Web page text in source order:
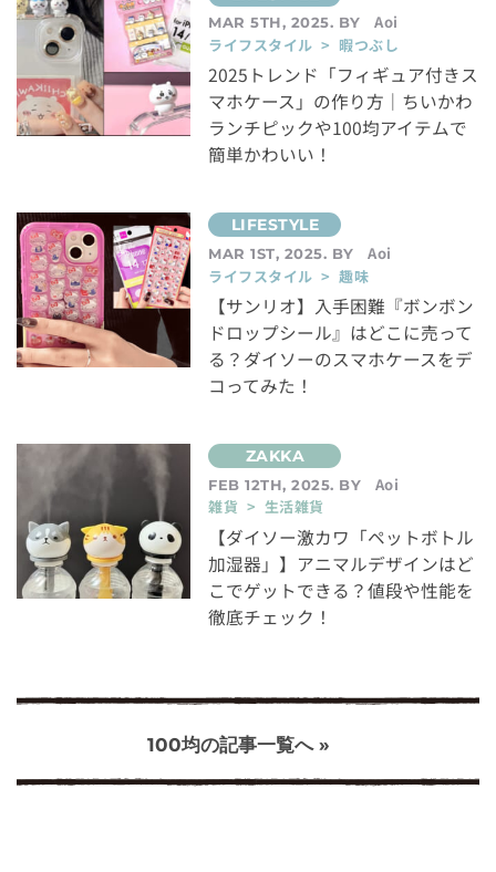
MAR 5TH, 2025. BY
Aoi
ライフスタイル > 暇つぶし
2025トレンド「フィギュア付きス
マホケース」の作り方｜ちいかわ
ランチピックや100均アイテムで
簡単かわいい！
MAR 1ST, 2025. BY
Aoi
ライフスタイル > 趣味
【サンリオ】入手困難『ボンボン
ドロップシール』はどこに売って
る？ダイソーのスマホケースをデ
コってみた！
FEB 12TH, 2025. BY
Aoi
雑貨 > 生活雑貨
【ダイソー激カワ「ペットボトル
加湿器」】アニマルデザインはど
こでゲットできる？値段や性能を
徹底チェック！
100均の記事一覧へ »